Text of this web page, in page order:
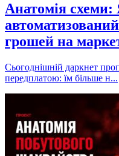
Анатомія
грошей на
Сьогоднішній даркнет
передплатою: їм більше н...